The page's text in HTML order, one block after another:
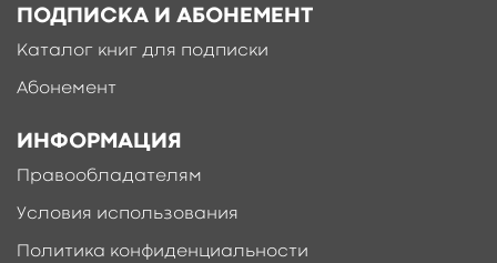
ПОДПИСКА И АБОНЕМЕНТ
Каталог книг для подписки
Абонемент
ИНФОРМАЦИЯ
Правообладателям
Условия использования
Политика конфиденциальности